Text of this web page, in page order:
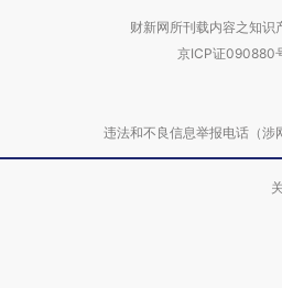
财新网所刊载内容之知识
京ICP证090880
违法和不良信息举报电话（